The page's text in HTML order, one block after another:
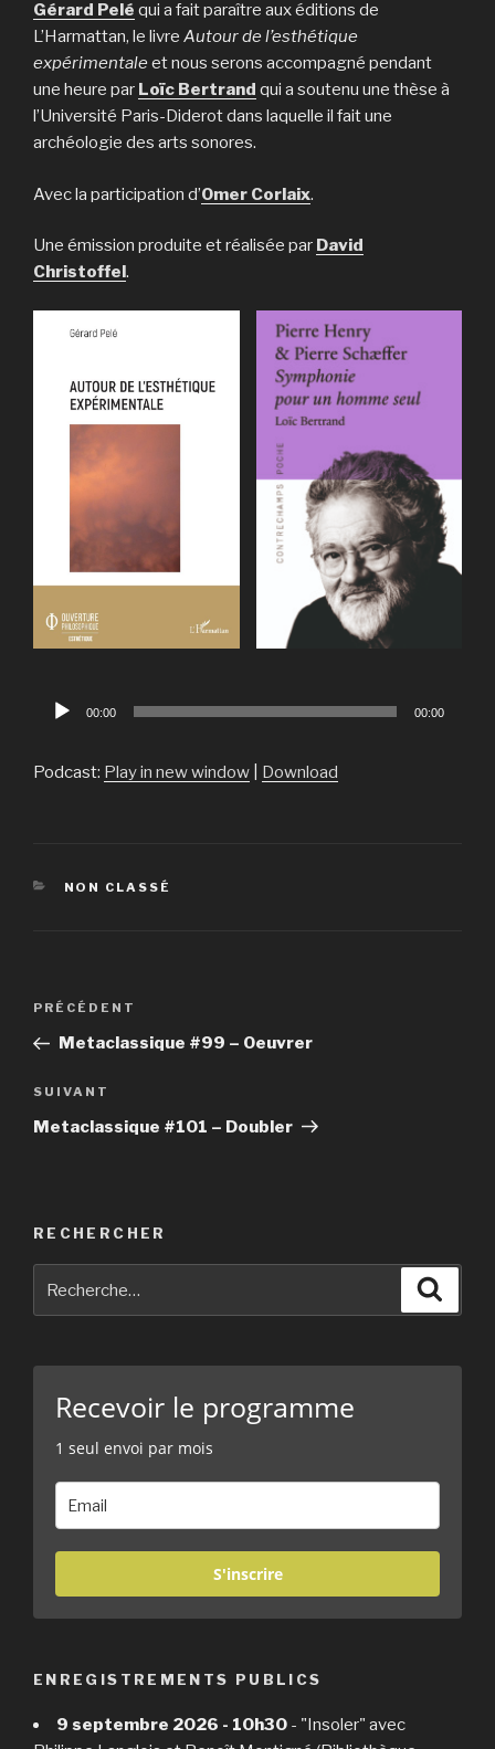
Gérard Pelé qui a fait paraître aux éditions de
L’Harmattan, le livre Autour de l’esthétique
expérimentale et nous serons accompagné pendant
une heure par Loïc Bertrand qui a soutenu une thèse à
l’Université Paris-Diderot dans laquelle il fait une
archéologie des arts sonores.
Avec la participation d’Omer Corlaix.
Une émission produite et réalisée par David
Christoffel .
Lecteur
00:00 00:00
Podcast: Play in new window Download
CATÉGORIES
NON CLASSÉ
Navigation
l’article
Article
précédent
PRÉCÉDENT
Metaclassique #99 – Oeuvrer
Article
suivant
SUIVANT
Metaclassique #101 – Doubler
RECHERCHER
Recevoir le programme
1 seul envoi par mois
S'inscrire
ENREGISTREMENTS PUBLICS
9 septembre 2026 - 10h30 - "Insoler" avec